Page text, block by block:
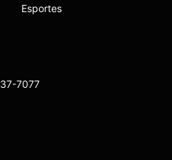
Esportes
7077